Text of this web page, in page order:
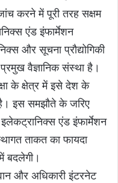
करने में पूरी तरह सक्षम
एंड इंफार्मेशन
और सूचना प्रौद्योगिकी
वैज्ञानिक संस्था है।
के क्षेत्र में इसे देश के
इस समझौते के जरिए
एंड इंफार्मेशन
ताकत का फायदा
बदलेगी।
और अधिकारी इंटरनेट